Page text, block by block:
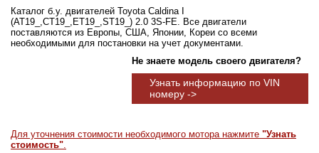
Каталог б.у. двигателей Toyota Caldina I
(AT19_,CT19_,ET19_,ST19_) 2.0 3S-FE. Все двигатели
поставляются из Европы, США, Японии, Кореи со всеми
необходимыми для постановки на учет документами.
Не знаете модель своего двигателя?
Узнать информацию по VIN
номеру ->
Для уточнения стоимости необходимого мотора нажмите "Узнать
стоимость"